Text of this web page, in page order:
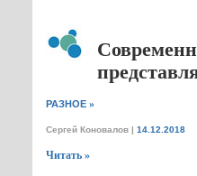
РАЗНОЕ»
Сергей Коновалов| 14.12.2018
Читать »